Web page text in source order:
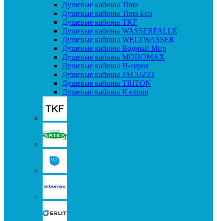
Душевые кабины Timo
Душевые кабины Timo Eco
Душевые кабины TKF
Душевые кабины WASSERFALLE
Душевые кабины WELTWASSER
Душевые кабины Водный Мир
Душевые кабины МОНОМАХ
Душевые кабины H-серия
Душевые кабины JACUZZI
Душевые кабины TRITON
Душевые кабины К-серия